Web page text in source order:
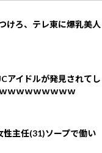
けろ、テレ東に爆乳美人
アイドルが発見されてし
ｗｗｗｗｗｗｗｗ
主任(31)ソープで働い